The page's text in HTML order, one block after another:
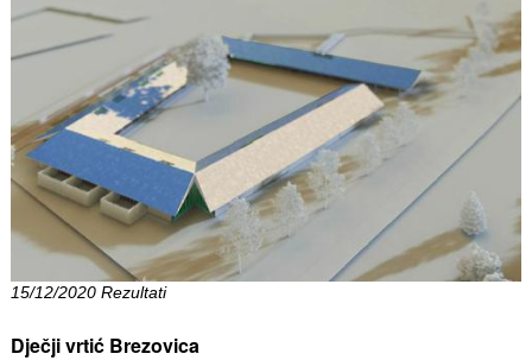
15/12/2020 Rezultati
Dječji vrtić Brezovica